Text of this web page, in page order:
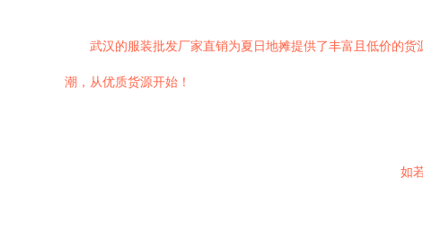
武汉的服装批发厂家直销为夏日地摊提供了丰富且低价的
潮，从优质货源开始！
如